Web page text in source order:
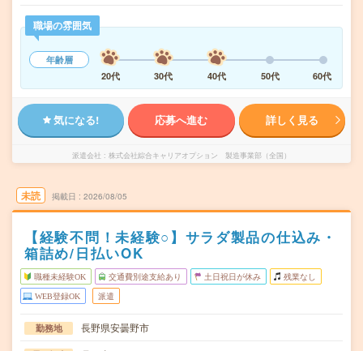
職場の雰囲気
年齢層
20代
30代 40代 50代 60代
気になる! 応募へ進む 詳しく見る
派遣会社 株式会社綜合キャリアオプション 製造事業部（全国）
未読 掲載日 2026/08/05
【経験不問！未経験○】サラダ製品の仕込み・
箱詰め/日払いOK
職種未経験OK 交通費別途支給あり 土日祝日が休み 残業なし
WEB登録OK 派遣
勤務地 長野県安曇野市